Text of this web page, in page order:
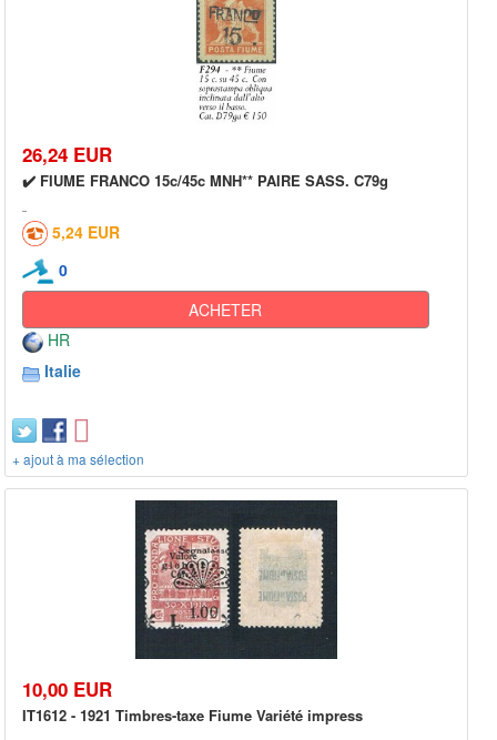
26,24 EUR
✔️ FIUME FRANCO 15c/45c MNH** PAIRE SASS. C79g
5,24 EUR
0
ACHETER
HR
Italie
+ ajout à ma sélection
10,00 EUR
IT1612 - 1921 Timbres-taxe Fiume Variété impress